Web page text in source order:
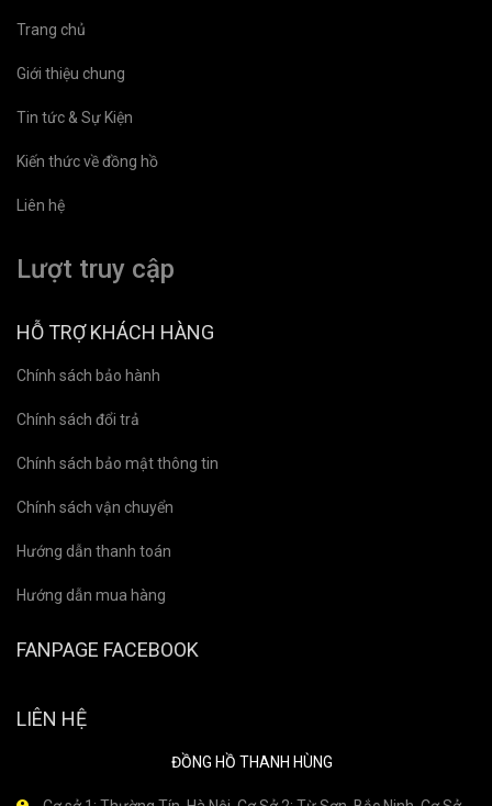
Trang chủ
Giới thiệu chung
Tin tức & Sự Kiện
Kiến thức về đồng hồ
Liên hệ
Lượt truy cập
HỖ TRỢ KHÁCH HÀNG
Chính sách bảo hành
Chính sách đổi trả
Chính sách bảo mật thông tin
Chính sách vận chuyển
Hướng dẫn thanh toán
Hướng dẫn mua hàng
FANPAGE FACEBOOK
LIÊN HỆ
ĐỒNG HỒ THANH HÙNG